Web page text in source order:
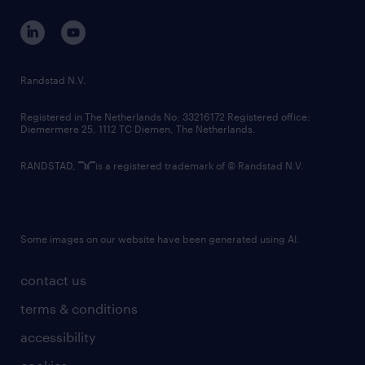
corporate governance
randstad innovation fund
country websites
contact us
terms & conditions
accessibility
Randstad N.V.
Registered in The Netherlands No: 33216172 Registered office:
Diemermere 25, 1112 TC Diemen, The Netherlands.
RANDSTAD, is a registered trademark of © Randstad N.V.
Some images on our website have been generated using AI.